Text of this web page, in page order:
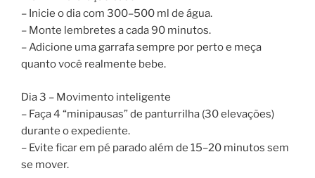
– Inicie o dia com 300–500 ml de água.
– Monte lembretes a cada 90 minutos.
– Adicione uma garrafa sempre por perto e meça
quanto você realmente bebe.
Dia 3 – Movimento inteligente
– Faça 4 “minipausas” de panturrilha (30 elevações)
durante o expediente.
– Evite ficar em pé parado além de 15–20 minutos sem
se mover.